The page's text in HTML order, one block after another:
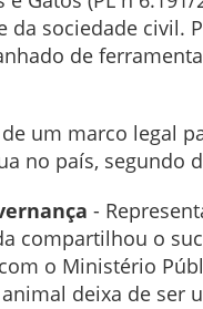
sociedade civil.
de
um marco legal
no país, segundo
-
compartilhou o
o Ministério
deixa de ser